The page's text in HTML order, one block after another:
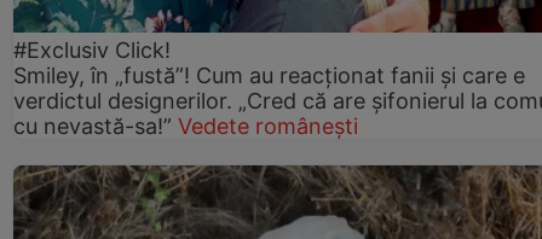
#Exclusiv Click!
Smiley, în „fustă”! Cum au reacționat fanii și care e
verdictul designerilor. „Cred că are șifonierul la
cu nevastă-sa!” Vedete românești